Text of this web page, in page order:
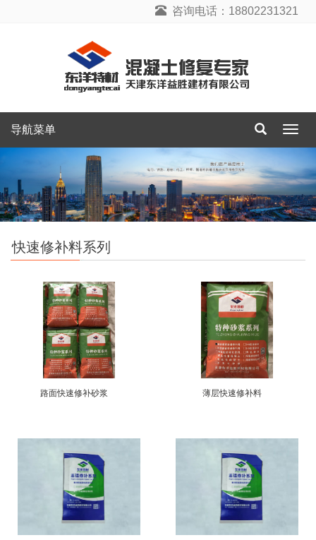
咨询电话：18802231321
导
单
导航菜单
快速修补料系列
路面快速修补砂浆 薄层快速修补料